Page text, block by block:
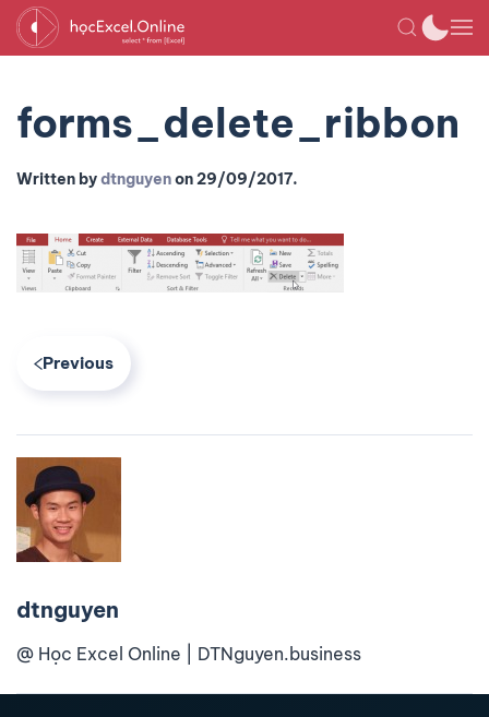
forms_delete_ribbon
Written bydtnguyenon29/09/2017.
Previous
dtnguyen
@ Học Excel Online | DTNguyen.business